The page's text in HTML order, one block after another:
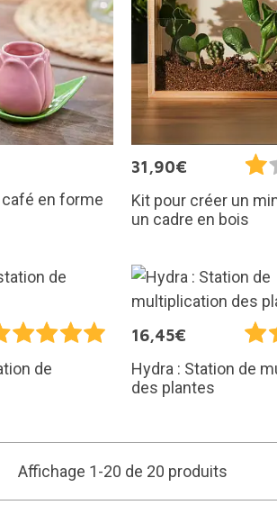
en forme
31,90€
Kit pour créer un
un cadre en bois
de
16,45€
Hydra : Station de
des plantes
Affichage 1-20 de 20 produits